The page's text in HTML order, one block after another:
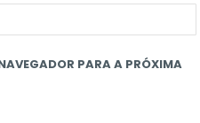
PARA A PRÓXIMA